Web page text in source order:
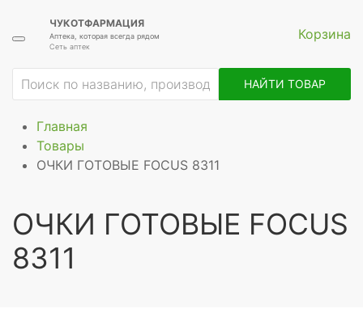
ЧУКОТФАРМАЦИЯ
Аптека, которая всегда рядом
Сеть аптек
Корзина
НАЙТИ ТОВАР
Главная
Товары
ОЧКИ ГОТОВЫЕ FOCUS 8311
ОЧКИ ГОТОВЫЕ FOCUS
8311